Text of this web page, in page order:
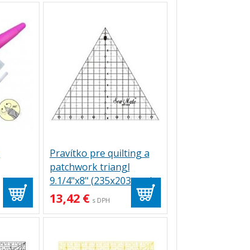
Pravítko pre quilting a
patchwork triangl
9.1/4"x8" (235x203 mm),
čierny popis
13,42 € s DPH